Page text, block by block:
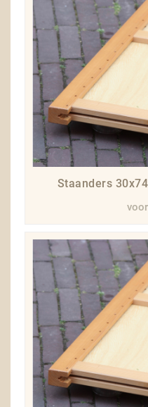
Staanders